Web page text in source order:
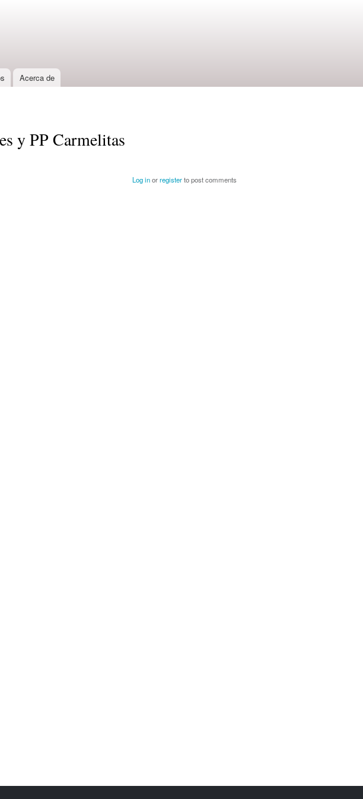
Acerca de
y PP Carmelitas
Log inorregisterto post comments